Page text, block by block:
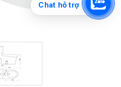
Chat hỗ trợ